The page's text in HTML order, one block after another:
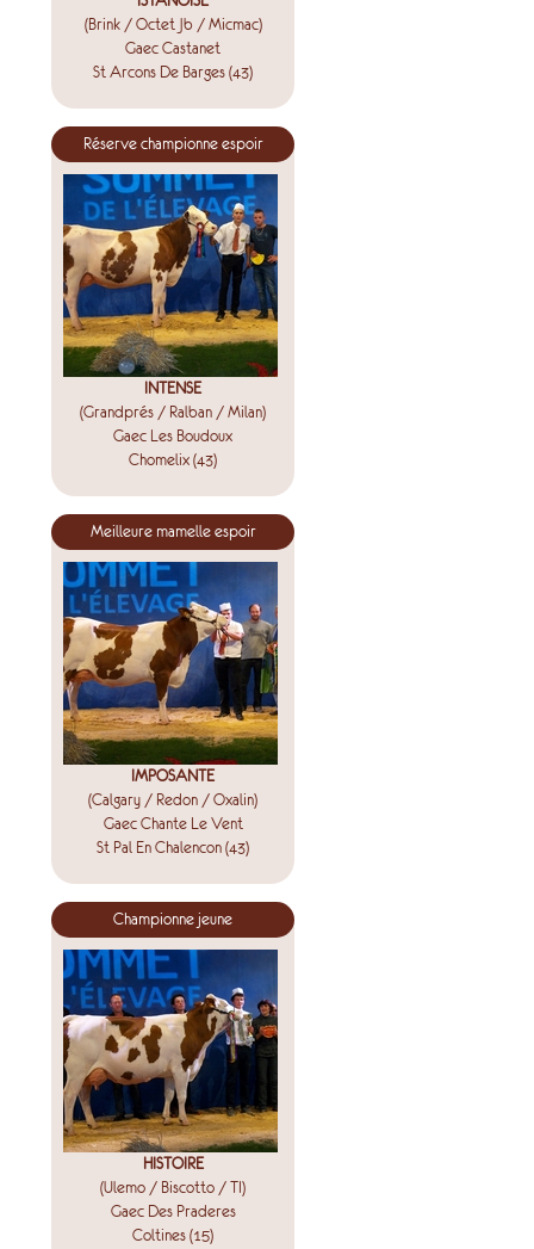
(Brink / Octet Jb / Micmac)
Gaec Castanet
St Arcons De Barges (43)
Réserve championne espoir
INTENSE
(Grandprés / Ralban / Milan)
Gaec Les Boudoux
Chomelix (43)
Meilleure mamelle espoir
IMPOSANTE
(Calgary / Redon / Oxalin)
Gaec Chante Le Vent
St Pal En Chalencon (43)
Championne jeune
HISTOIRE
(Ulemo / Biscotto / TI)
Gaec Des Praderes
Coltines (15)